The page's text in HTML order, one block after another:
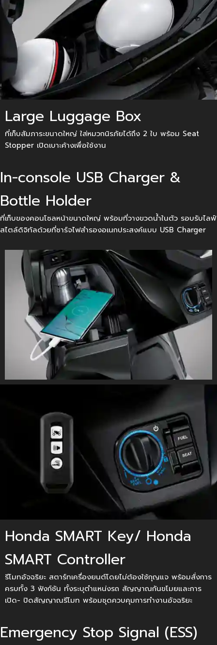
Large Luggage Box
ที่เก็บสัมภาระขนาดใหญ่ ใส่หมวกนิรภัยได้ถึง 2 ใบ พร้อม Seat
Stopper เปิดเบาะค้างเพื่อใช้งาน
In-console USB Charger &
Bottle Holder
ที่เก็บของคอนโซลหน้าขนาดใหญ่ พร้อมที่วางขวดน้ำในตัว รอบรับไลฟ์
สไตล์ดิจิทัลด้วยที่ชาร์จไฟสำรองอเนกประสงค์แบบ USB Charger
Honda SMART Key/ Honda
SMART Controller
รีโมทอัจฉริยะ สตาร์ทเครื่องยนต์โดยไม่ต้องใช้กุญแจ พร้อมสั่งการ
ครบทั้ง 3 ฟังก์ชัน ทั้งระบุตำแหน่งรถ สัญญาณกันขโมยและการ
เปิด- ปิดสัญญาณรีโมท พร้อมชุดควบคุมการทำงานอัจฉริยะ
Emergency Stop Signal (ESS)